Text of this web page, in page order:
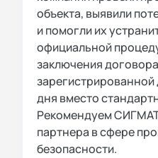
объекта, выявили
и помогли их
официальной
заключения
зарегистрированной
дня вместо
Рекомендуем
партнера в сфере
безопасности.